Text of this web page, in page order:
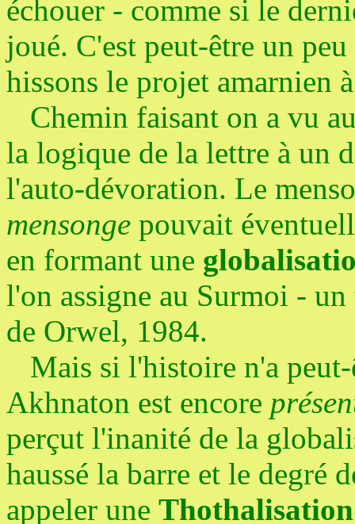
échouer - comme si le
joué. C'est peut-être un
hissons le projet amarnien
Chemin faisant on a vu
la logique de la lettre à un
l'auto-dévoration. Le
mensonge pouvait
en formant une
l'on assigne au Surmoi -
de Orwel, 1984.
Mais si l'histoire n'a
Akhnaton est encore
perçut l'inanité de la
haussé la barre et le degré
appeler une Thothalisation